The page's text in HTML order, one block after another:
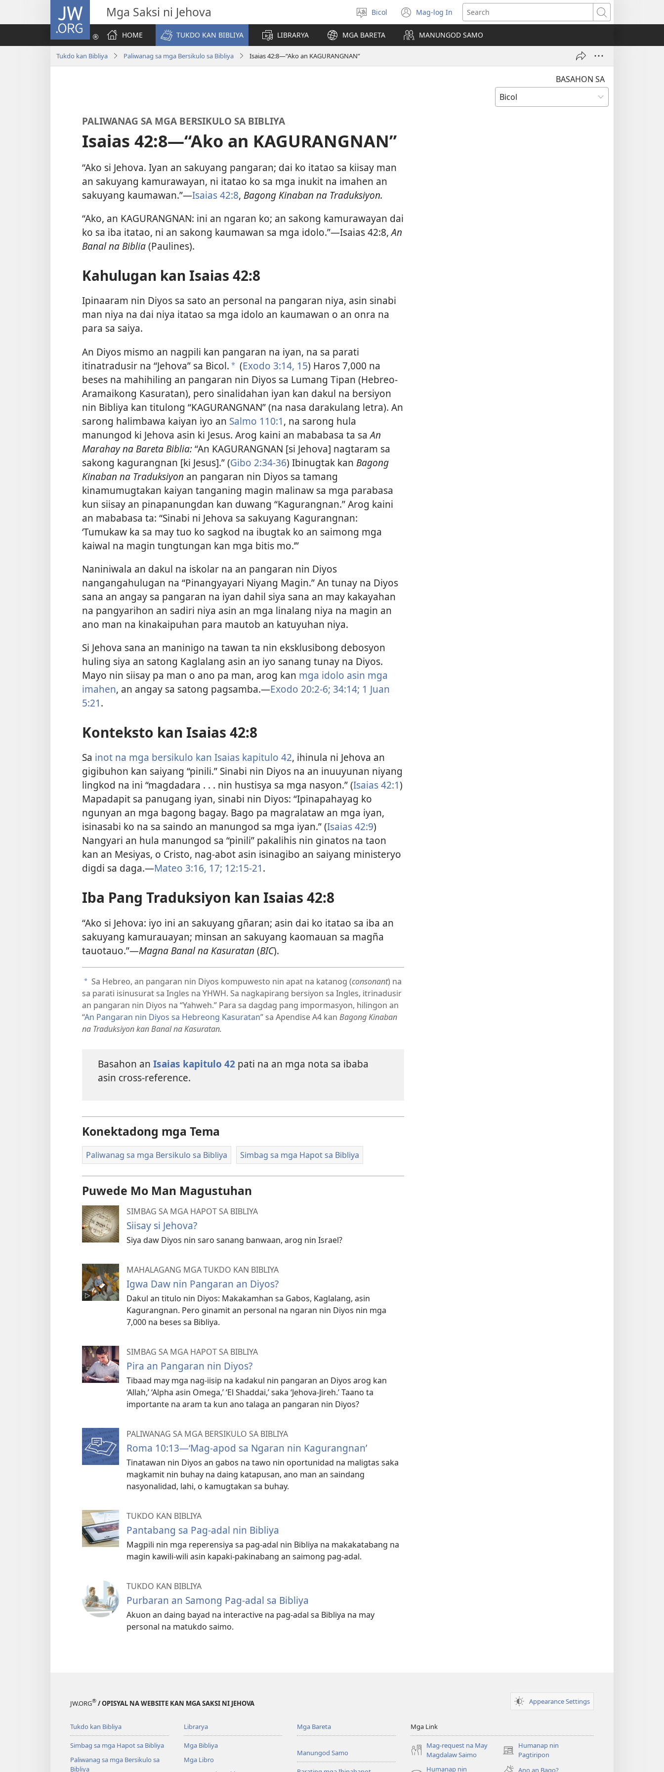
JW.ORG Mga Saksi ni Jehova
Pumili
nin
lengguwahe
Bicol Mag-log In
(opens
new
window)
Search
HOME
TUKDO KAN BIBLIYA LIBRARYA MGA BARETA MANUNGOD SAMO
Tukdo kan Bibliya Paliwanag sa mga Bersikulo sa Bibliya Isaias 42:8​—“Ako an KAGURANGNAN”
BASAHON SA
PALIWANAG SA MGA BERSIKULO SA BIBLIYA
Isaias 42:8​—“Ako an KAGURANGNAN”
“Ako si Jehova. Iyan an sakuyang pangaran; dai ko itatao sa kiisay man
an sakuyang kamurawayan, ni itatao ko sa mga inukit na imahen an
sakuyang kaumawan.”—Isaias 42:8, Bagong Kinaban na Traduksiyon.
“Ako, an KAGURANGNAN: ini an ngaran ko; an sakong kamurawayan dai
ko sa iba itatao, ni an sakong kaumawan sa mga idolo.”—Isaias 42:8,An
Banal na Biblia(Paulines).
Kahulugan kan Isaias 42:8
Ipinaaram nin Diyos sa sato an personal na pangaran niya, asin sinabi
man niya na dai niya itatao sa mga idolo an kaumawan o an onra na
para sa saiya.
An Diyos mismo an nagpili kan pangaran na iyan, na sa parati
itinatradusir na “Jehova” sa Bicol. a (Exodo 3:14, 15) Haros 7,000 na
beses na mahihiling an pangaran nin Diyos sa Lumang Tipan (Hebreo-
Aramaikong Kasuratan), pero sinalidahan iyan kan dakul na bersiyon
nin Bibliya kan titulong “KAGURANGNAN” (na nasa darakulang letra). An
sarong halimbawa kaiyan iyo an Salmo 110:1, na sarong hula
manungod ki Jehova asin ki Jesus. Arog kaini an mababasa ta saAn
Marahay na Bareta Biblia:“An KAGURANGNAN [si Jehova] nagtaram sa
sakong kagurangnan [ki Jesus].” (Gibo 2:34-36) Ibinugtak kan Bagong
Kinaban na Traduksiyon an pangaran nin Diyos sa tamang
kinamumugtakan kaiyan tanganing magin malinaw sa mga parabasa
kun siisay an pinapanungdan kan duwang “Kagurangnan.” Arog kaini
an mababasa ta: “Sinabi ni Jehova sa sakuyang Kagurangnan:
‘Tumukaw ka sa may tuo ko sagkod na ibugtak ko an saimong mga
kaiwal na magin tungtungan kan mga bitis mo.’”
Naniniwala an dakul na iskolar na an pangaran nin Diyos
nangangahulugan na “Pinangyayari Niyang Magin.” An tunay na Diyos
sana an angay sa pangaran na iyan dahil siya sana an may kakayahan
na pangyarihon an sadiri niya asin an mga linalang niya na magin an
ano man na kinakaipuhan para mautob an katuyuhan niya.
Si Jehova sana an maninigo na tawan ta nin eksklusibong debosyon
huling siya an satong Kaglalang asin an iyo sanang tunay na Diyos.
Mayo nin siisay pa man o ano pa man, arog kan mga idolo asin mga
imahen, an angay sa satong pagsamba.—Exodo 20:2-6; 34:14; 1 Juan
5:21.
Konteksto kan Isaias 42:8
Sa inot na mga bersikulo kan Isaias kapitulo 42, ihinula ni Jehova an
gigibuhon kan saiyang “pinili.” Sinabi nin Diyos na an inuuyunan niyang
lingkod na ini “magdadara . . . nin hustisya sa mga nasyon.” (Isaias 42:1)
Mapadapit sa panugang iyan, sinabi nin Diyos: “Ipinapahayag ko
ngunyan an mga bagong bagay. Bago pa magralataw an mga iyan,
isinasabi ko na sa saindo an manungod sa mga iyan.” (Isaias 42:9)
Nangyari an hula manungod sa “pinili” pakalihis nin ginatos na taon
kan an Mesiyas, o Cristo, nag-abot asin isinagibo an saiyang ministeryo
digdi sa daga.—Mateo 3:16, 17; 12:15-21.
Iba Pang Traduksiyon kan Isaias 42:8
“Ako si Jehova: iyo ini an sakuyang gñaran; asin dai ko itatao sa iba an
sakuyang kamurauayan; minsan an sakuyang kaomauan sa magña
tauotauo.”—Magna Banal na Kasuratan (BIC).
a Sa Hebreo, an pangaran nin Diyos kompuwesto nin apat na katanog (consonant) na
sa parati isinusurat sa Ingles na YHWH. Sa nagkapirang bersiyon sa Ingles, itrinadusir
an pangaran nin Diyos na “Yahweh.” Para sa dagdag pang impormasyon, hilingon an
“An Pangaran nin Diyos sa Hebreong Kasuratan” sa Apendise A4 kan Bagong Kinaban
na Traduksiyon kan Banal na Kasuratan.
Basahon an Isaias kapitulo 42 pati na an mga nota sa ibaba
asin cross-reference.
Konektadong mga Tema
Paliwanag sa mga Bersikulo sa Bibliya Simbag sa mga Hapot sa Bibliya
Puwede Mo Man Magustuhan
SIMBAG SA MGA HAPOT SA BIBLIYA
Siisay si Jehova?
Siya daw Diyos nin saro sanang banwaan, arog nin Israel?
MAHALAGANG MGA TUKDO KAN BIBLIYA
Igwa Daw nin Pangaran an Diyos?
Dakul an titulo nin Diyos: Makakamhan sa Gabos, Kaglalang, asin
Kagurangnan. Pero ginamit an personal na ngaran nin Diyos nin mga
7,000 na beses sa Bibliya.
SIMBAG SA MGA HAPOT SA BIBLIYA
Pira an Pangaran nin Diyos?
Tibaad may mga nag-iisip na kadakul nin pangaran an Diyos arog kan
‘Allah,’ ‘Alpha asin Omega,’ ‘El Shaddai,’ saka ‘Jehova-Jireh.’ Taano ta
importante na aram ta kun ano talaga an pangaran nin Diyos?
PALIWANAG SA MGA BERSIKULO SA BIBLIYA
Roma 10:13​—‘Mag-apod sa Ngaran nin Kagurangnan’
Tinatawan nin Diyos an gabos na tawo nin oportunidad na maligtas saka
magkamit nin buhay na daing katapusan, ano man an saindang
nasyonalidad, lahi, o kamugtakan sa buhay.
TUKDO KAN BIBLIYA
Pantabang sa Pag-adal nin Bibliya
Magpili nin mga reperensiya sa pag-adal nin Bibliya na makakatabang na
magin kawili-wili asin kapaki-pakinabang an saimong pag-adal.
TUKDO KAN BIBLIYA
Purbaran an Samong Pag-adal sa Bibliya
Akuon an daing bayad na interactive na pag-adal sa Bibliya na may
personal na matukdo saimo.
JW.ORG® / OPISYAL NA WEBSITE KAN MGA SAKSI NI JEHOVA Appearance Settings
Tukdo kan Bibliya
Simbag sa mga Hapot sa Bibliya
Paliwanag sa mga Bersikulo sa
Bibliya
Librarya
Mga Bibliya
Mga Libro
Mga Bareta
Manungod Samo
Mga Link
Mag-request na May
Magdalaw Saimo
Humanap nin
Pagtiripon
(opens
new
Humanap nin Ano an Bago?